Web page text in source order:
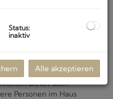
Nähe der Stadt Poreč und
Derwunderschön
(24 m2), einer
Tisch, Grill-Kamin und
Sie für ein Leben im
Eine Vielzahl von
bietet auch
Personen im Haus
Status:
inaktiv
Alle akzeptieren